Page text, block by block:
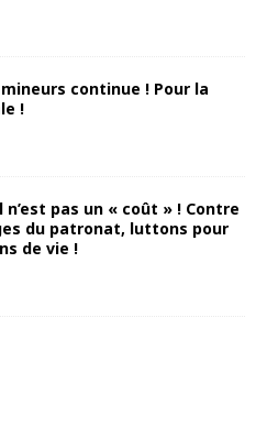
continue ! Pour la
!
pas un « coût » ! Contre
du patronat, luttons pour
de vie !